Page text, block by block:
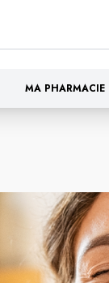
MA PHARMACIE